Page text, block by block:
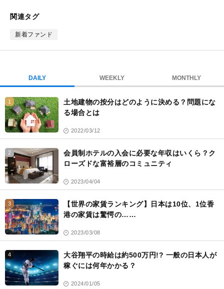
ー
関連タグ
新着ファンド
DAILY WEEKLY MONTHLY
1
土地建物の按分はどのように決める？問題にな
る場合とは
2022/03/12
2
会員制ホテルの入会に必要な年収はいくら？ク
ローズドな富裕層のコミュニティ
2023/04/04
3
【世界の家賃ランキング】日本は10位、1位香
港の家賃は驚愕の……
2023/03/08
4
大谷翔平の時給は約500万円!? 一般の日本人が
稼ぐには何年かかる？
2024/01/05